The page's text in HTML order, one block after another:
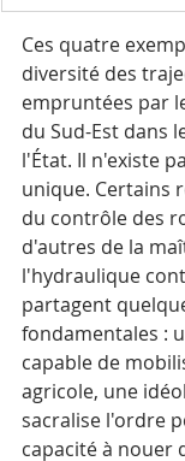
Ces quatre
diversité des
empruntées par
du Sud-Est dans
l'État. Il n'existe
unique. Certains
du contrôle des
d'autres de la
l'hydraulique
partagent
fondamentales :
capable de
agricole, une
sacralise l'ordre
capacité à nouer